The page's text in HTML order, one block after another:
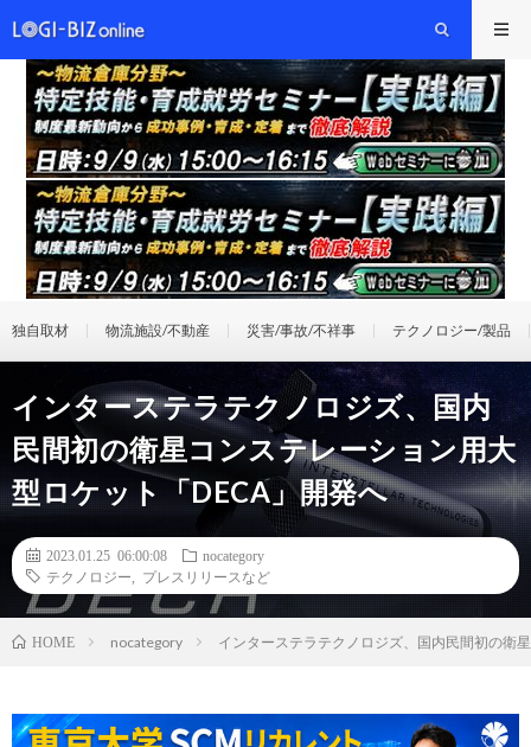
独自取材 物流施設/不動産 災害/事故/不祥事 テクノロジー/製品
インターステラテクノロジズ、国内
民間初の衛星コンステレーション用大
型ロケット「DECA」開発へ
2023.01.25 06:00:08
nocategory
テクノロジー
プレスリリースなど
HOME nocategory インターステラテクノロジズ、国内民間初の衛